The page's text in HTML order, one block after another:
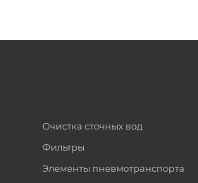
Очистка сточных вод
Фильтры
Элементы пневмотранспорта